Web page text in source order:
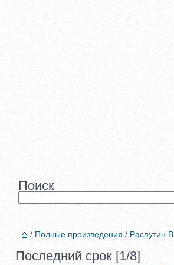
Поиск
/ Полные произведения / Распутин В.
Последний срок [1/8]